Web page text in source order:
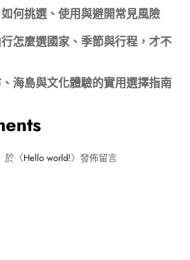
何挑選、使用與避開常見風險
怎麼選國家、季節與行程，才不
海島與文化體驗的實用選擇指南
於〈Hello world!〉發佈留言